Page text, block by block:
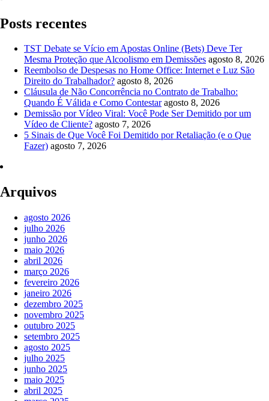
Posts recentes
TST Debate se Vício em Apostas Online (Bets) Deve Ter
Mesma Proteção que Alcoolismo em Demissões agosto 8, 2026
Reembolso de Despesas no Home Office: Internet e Luz São
Direito do Trabalhador? agosto 8, 2026
Cláusula de Não Concorrência no Contrato de Trabalho:
Quando É Válida e Como Contestar agosto 8, 2026
Demissão por Vídeo Viral: Você Pode Ser Demitido por um
Vídeo de Cliente? agosto 7, 2026
5 Sinais de Que Você Foi Demitido por Retaliação (e o Que
Fazer) agosto 7, 2026
Arquivos
agosto 2026
julho 2026
junho 2026
maio 2026
abril 2026
março 2026
fevereiro 2026
janeiro 2026
dezembro 2025
novembro 2025
outubro 2025
setembro 2025
agosto 2025
julho 2025
junho 2025
maio 2025
abril 2025